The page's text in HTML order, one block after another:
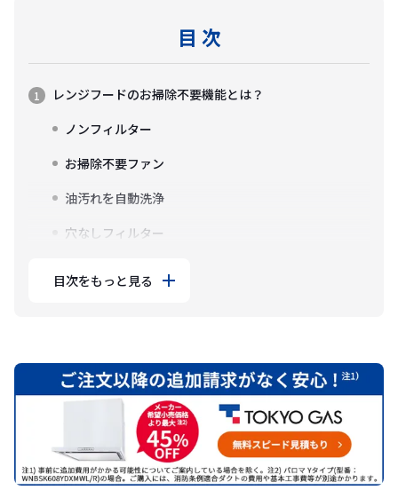
目 次
レンジフードのお掃除不要機能とは？
ノンフィルター
お掃除不要ファン
油汚れを自動洗浄
穴なしフィルター
目次をもっと見る